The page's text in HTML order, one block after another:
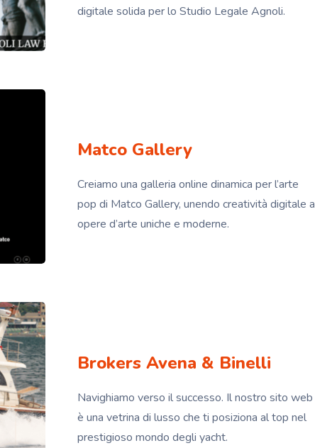
digitale solida per lo Studio Legale Agnoli.
Matco Gallery
Creiamo una galleria online dinamica per l’arte
pop di Matco Gallery, unendo creatività digitale a
opere d’arte uniche e moderne.
Brokers Avena & Binelli
Navighiamo verso il successo. Il nostro sito web
è una vetrina di lusso che ti posiziona al top nel
prestigioso mondo degli yacht.